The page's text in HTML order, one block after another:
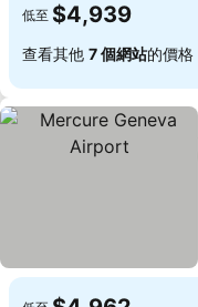
低至 $4,939
查看其他 7 個網站的價格